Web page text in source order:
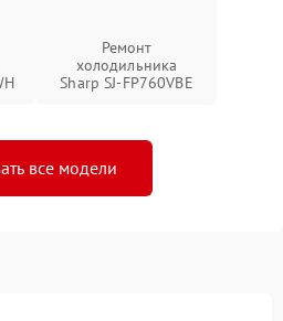
Ремонт
холодильника
Sharp SJ-FP760VBE
все модели